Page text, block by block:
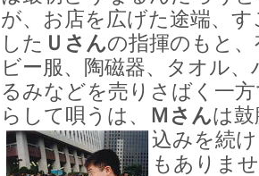
が、お店を広げた途端、
した Ｕさんの指揮のもと
ビー服、陶磁器、タオル
るみなどを売りさばく一
らして唄うは、
Ｍさんは
込みを続
もありま